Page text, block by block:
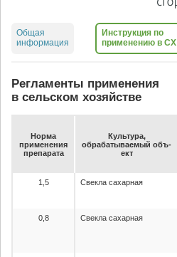
Общая
информация
Инструкция по
применению в СХ
Регламенты применения
в сельском хозяйстве
Нор­ма
при­ме­не­ния
пре­па­ра­та
Куль­ту­ра,
об­ра­ба­ты­ва­емый объ­
ект
1,5 Свекла сахарная
0,8 Свекла сахарная